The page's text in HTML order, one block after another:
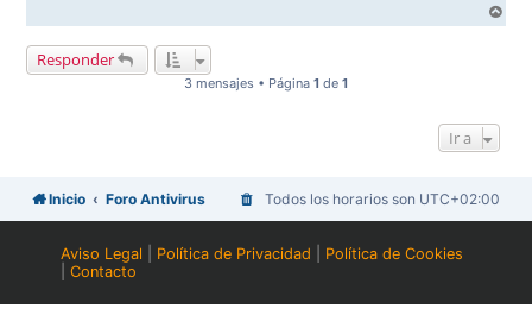
r
Responder
3 mensajes • Página 1 de 1
Ir a
Inicio Foro Antivirus Todos los horarios son UTC+02:00
Aviso Legal Política de Privacidad
Política de Cookies
|Contacto